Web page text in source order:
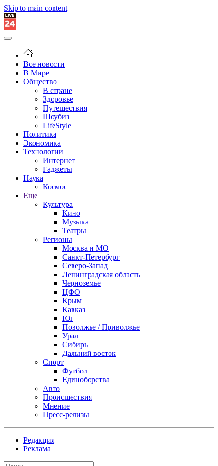
Skip to main content
Все новости
В Мире
Общество
В стране
Здоровье
Путешествия
Шоубиз
LifeStyle
Политика
Экономика
Технологии
Интернет
Гаджеты
Наука
Космос
Еще
Культура
Кино
Музыка
Театры
Регионы
Москва и МО
Санкт-Петербург
Северо-Запад
Ленинградская область
Черноземье
ЦФО
Крым
Кавказ
Юг
Поволжье / Приволжье
Урал
Сибирь
Дальний восток
Спорт
Футбол
Единоборства
Авто
Происшествия
Мнение
Пресс-релизы
Редакция
Реклама